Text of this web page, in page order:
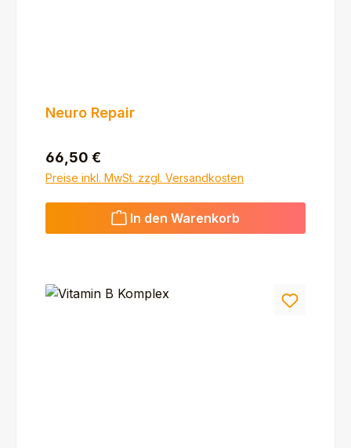
Neuro Repair
Regulärer Preis:
66,50 €
Preise inkl. MwSt. zzgl. Versandkosten
In den Warenkorb